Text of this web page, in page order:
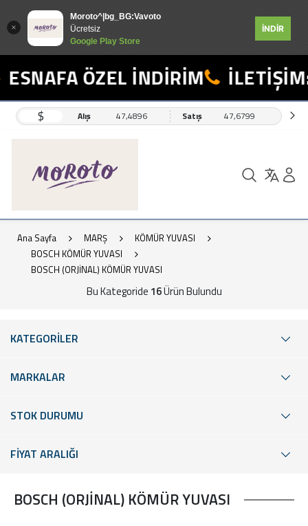
Moroto^|bg_BG:Vavoto
Ücretsiz
Google Play Store
İNDİR
ÖZEL İNDİRİM İLETİŞİM:
$ Alış 47,4896 Satış 47,6799
Ana Sayfa MARŞ
KÖMÜR YUVASI
BOSCH KÖMÜR YUVASI
BOSCH (ORJİNAL) KÖMÜR YUVASI
Bu Kategoride 16Ürün Bulundu
KATEGORİLER
MARKALAR
STOK DURUMU
FİYAT ARALIĞI
BOSCH (ORJİNAL) KÖMÜR YUVASI